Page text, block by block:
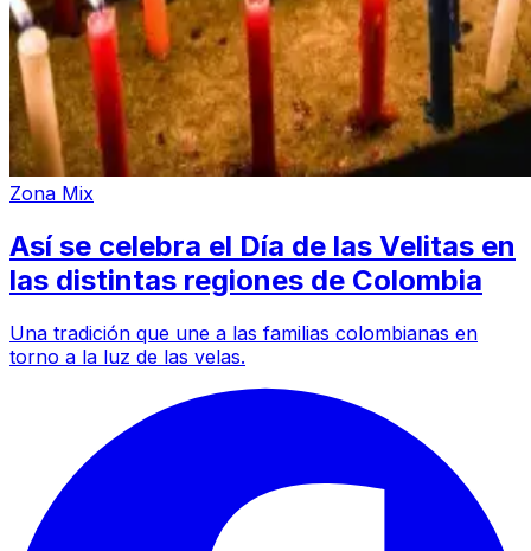
Zona Mix
Así se celebra el Día de las Velitas en
las distintas regiones de Colombia
Una tradición que une a las familias colombianas en
torno a la luz de las velas.